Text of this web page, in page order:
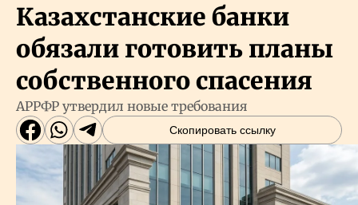
Казахстанские банки
обязали готовить планы
собственного спасения
АРРФР утвердил новые требования
Скопировать ссылку